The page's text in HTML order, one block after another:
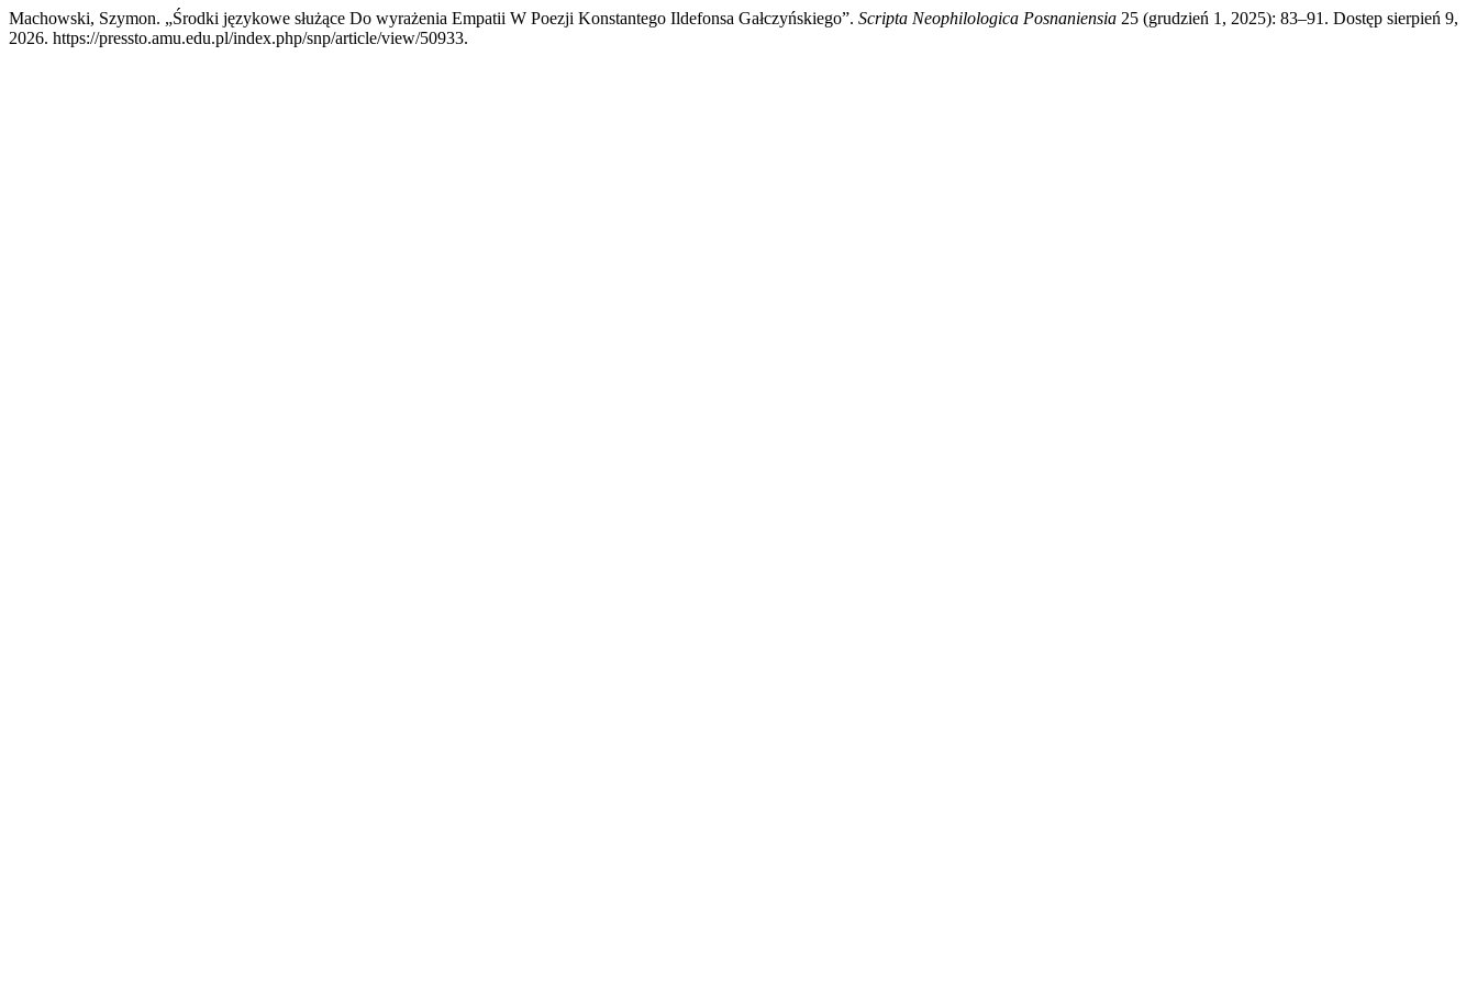
Machowski, Szymon. „Środki językowe służące Do wyrażenia Empatii W Poezji Konstantego Ildefonsa Gałczyńskiego”. Scripta Neophilologica Posnaniensia 25 (grudzień 1, 2025): 83–91. Dostęp sierpień 9,
2026. https://pressto.amu.edu.pl/index.php/snp/article/view/50933.